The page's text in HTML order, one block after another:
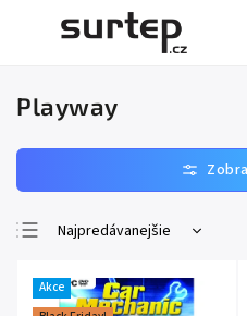
Playway
Najpredávanejšie
Najdrahšie
Akce